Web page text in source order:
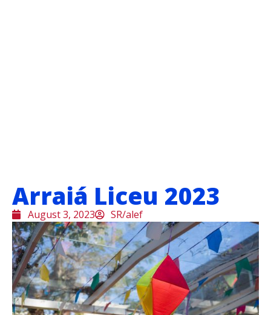
Arraiá Liceu 2023
August 3, 2023 SR/alef